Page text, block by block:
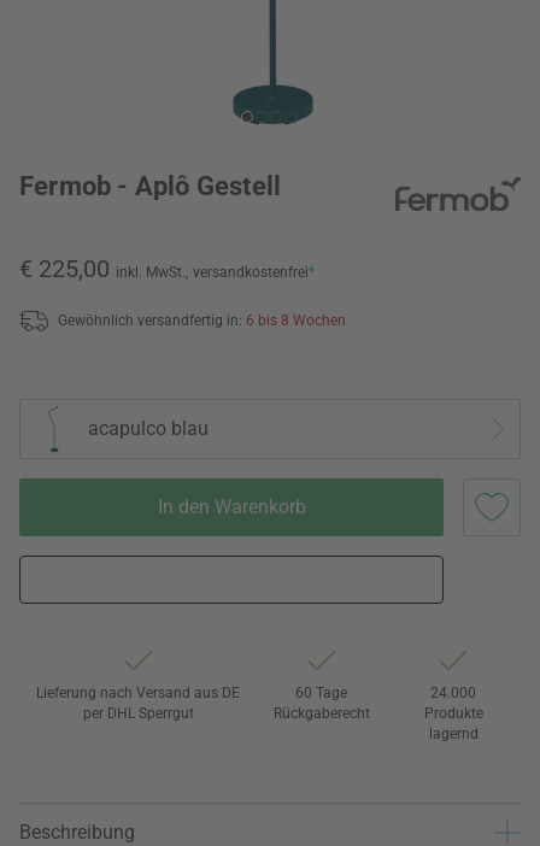
Fermob - Aplô Gestell
€ 225,00 inkl. MwSt., versandkostenfrei*
Gewöhnlich versandfertig in: 6 bis 8 Wochen
acapulco blau
In den Warenkorb
Lieferung nach Versand aus DE
per DHL Sperrgut
60 Tage
Rückgaberecht
24.000
Produkte
lagernd
Beschreibung